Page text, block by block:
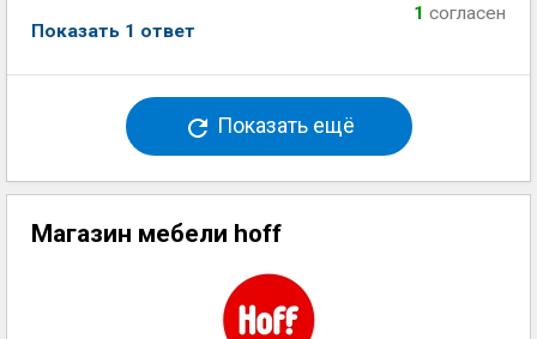
1 согласен
Показать 1 ответ
Показать ещё
Магазин мебели hoff